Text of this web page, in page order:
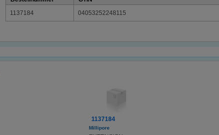
1137184
04053252248115
1137184
Millipore